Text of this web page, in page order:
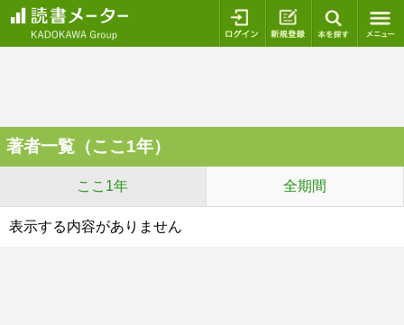
ログイン 新規登録
著者一覧（ここ1年）
ここ1年 全期間
表示する内容がありません